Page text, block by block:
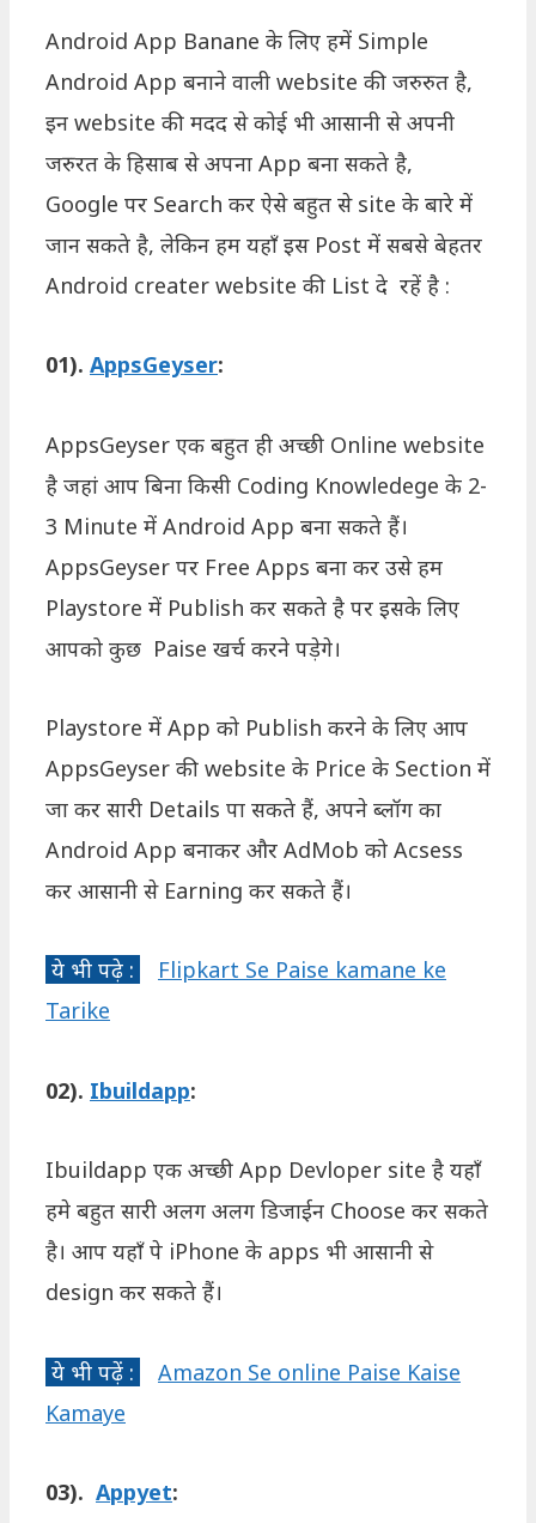
Android App Banane के लिए हमें Simple
Android App बनाने वाली website की जरुरुत है,
इन website की मदद से कोई भी आसानी से अपनी
जरुरत के हिसाब से अपना App बना सकते है,
Google पर Search कर ऐसे बहुत से site के बारे में
जान सकते है, लेकिन हम यहाँ इस Post में सबसे बेहतर
Android creater website की List दे रहें है :
01). AppsGeyser:
AppsGeyser एक बहुत ही अच्छी Online website
है जहां आप बिना किसी Coding Knowledege के 2-
3 Minute में Android App बना सकते हैं।
AppsGeyser पर Free Apps बना कर उसे हम
Playstore में Publish कर सकते है पर इसके लिए
आपको कुछ Paise खर्च करने पड़ेगे।
Playstore में App को Publish करने के लिए आप
AppsGeyser की website के Price के Section में
जा कर सारी Details पा सकते हैं, अपने ब्लॉग का
Android App बनाकर और AdMob को Acsess
कर आसानी से Earning कर सकते हैं।
ये भी पढ़े :
Flipkart Se Paise kamane ke
Tarike
02). Ibuildapp:
Ibuildapp एक अच्छी App Devloper site है यहाँ
हमे बहुत सारी अलग अलग डिजाईन Choose कर सकते
है। आप यहाँ पे iPhone के apps भी आसानी से
design कर सकते हैं।
ये भी पढ़ें :
Amazon Se online Paise Kaise
Kamaye
03). Appyet: